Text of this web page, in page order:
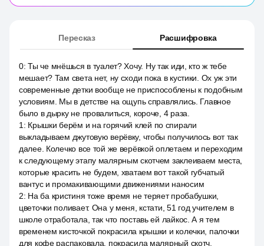
Пересказ Расшифровка
0:Ты че мнёшься в туалет? Хочу. Ну так иди, кто ж тебе
мешает? Там света нет, ну сходи пока в кустики. Ох уж эти
современные детки вообще не приспособлены к подобным
условиям. Мы в детстве на ощупь справлялись. Главное
было в дырку не провалиться, короче, 4 раза.
1 : Крышки берём и на горячий клей по спирали
выкладываем джутовую верёвку, чтобы получилось вот так
далее. Колечко все той же верёвкой оплетаем и переходим
к следующему этапу малярным скотчем заклеиваем места,
которые красить не будем, хватаем вот такой губчатый
вантус и промакивающими движениями наносим
2: На ба кристиня тоже время не теряет пробабушки,
цветочки поливает. Она у меня, кстати, 51 год учителем в
школе отработала, так что поставь ей лайкос. А я тем
временем кисточкой покрасила крышки и колечки, палочки
для кофе распаковала, покрасила малярный скотч,